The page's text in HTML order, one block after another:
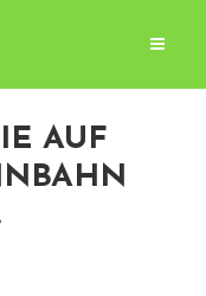
AUF